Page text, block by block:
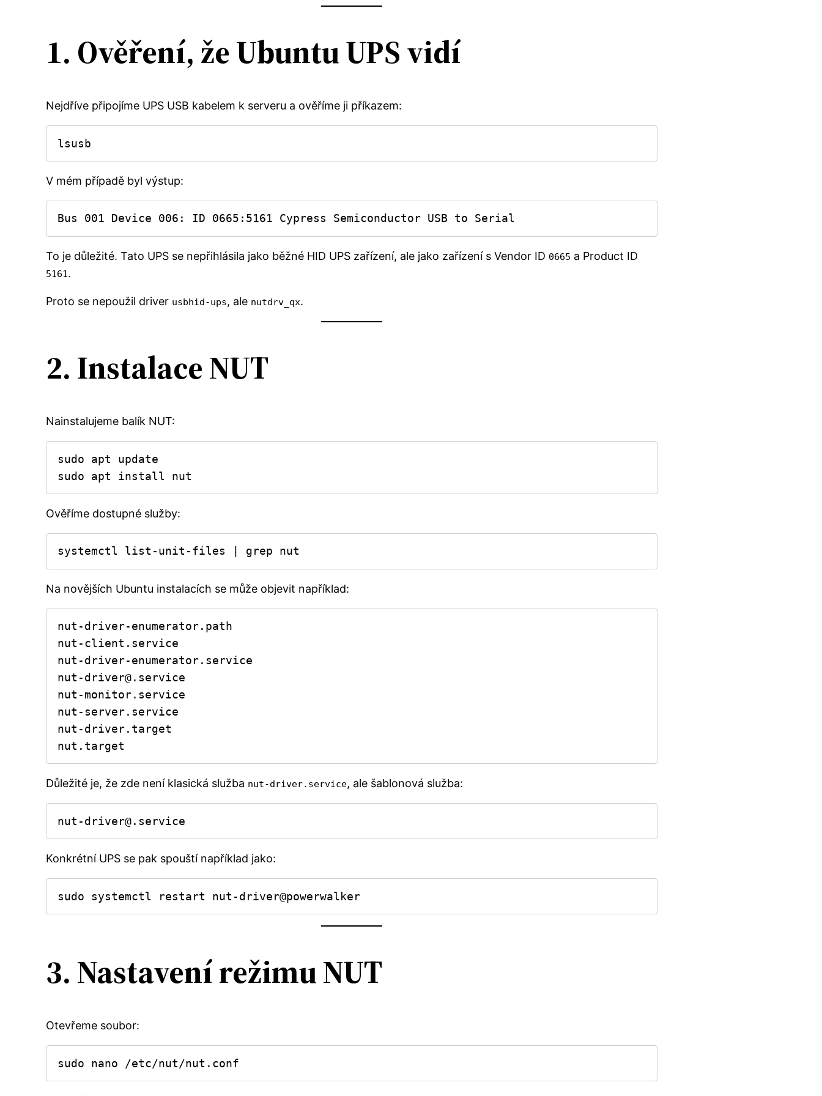
1. Ověření, že Ubuntu UPS vidí
Nejdříve připojíme UPS USB kabelem k serveru a ověříme ji příkazem:
lsusb
V mém případě byl výstup:
Bus 001 Device 006: ID 0665:5161 Cypress Semiconductor USB to Serial
To je důležité. Tato UPS se nepřihlásila jako běžné HID UPS zařízení, ale jako zařízení s Vendor ID 0665 a Product ID
5161 .
Proto se nepoužil driver usbhid-ups, ale nutdrv_qx.
2. Instalace NUT
Nainstalujeme balík NUT:
sudo apt update
sudo apt install nut
Ověříme dostupné služby:
systemctl list-unit-files | grep nut
Na novějších Ubuntu instalacích se může objevit například:
nut-driver-enumerator.path
nut-client.service
nut-driver-enumerator.service
nut-driver@.service
nut-monitor.service
nut-server.service
nut-driver.target
nut.target
Důležité je, že zde není klasická služba nut-driver.service, ale šablonová služba:
nut-driver@.service
Konkrétní UPS se pak spouští například jako:
sudo systemctl restart nut-driver@powerwalker
3. Nastavení režimu NUT
Otevřeme soubor:
sudo nano /etc/nut/nut.conf